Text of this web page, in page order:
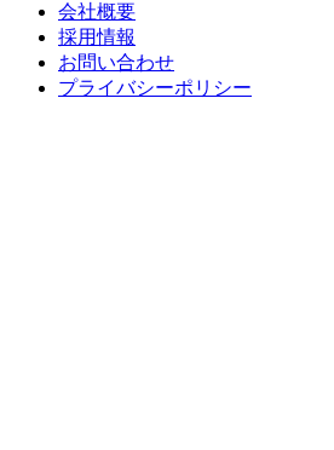
会社概要
採用情報
お問い合わせ
プライバシーポリシー